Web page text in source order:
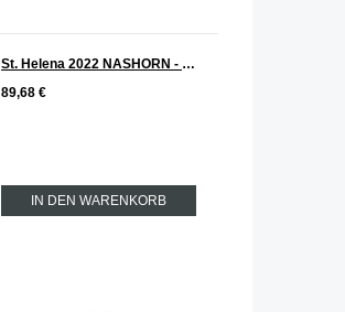
St. Helena 2022 NASHORN - RHINO Serie Cash India Wildlife Silber 1 oz
89,68 €
IN DEN WARENKORB